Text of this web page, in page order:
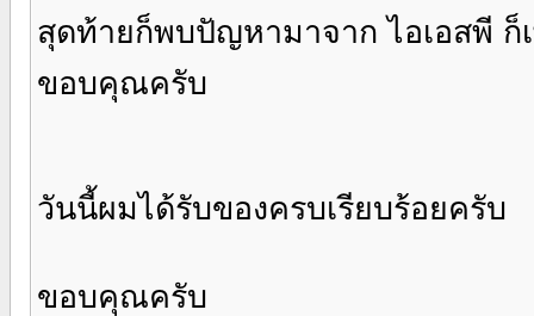
สุดท้ายก็พบปัญหามาจาก ไอเอสพี ก็
ขอบคุณครับ
วันนี้ผมได้รับของครบเรียบร้อยครับ
ขอบคุณครับ